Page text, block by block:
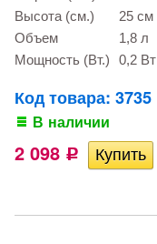
Высота (см.)
25 см
Объем
1,8 л
Мощность (Вт.)
0,2 Вт
Код товара: 3735
В наличии
2 098 Р